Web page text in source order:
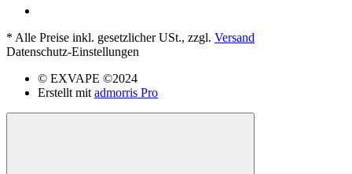
* Alle Preise inkl. gesetzlicher USt., zzgl. Versand
Datenschutz-Einstellungen
© EXVAPE ©2024
Erstellt mit admorris Pro